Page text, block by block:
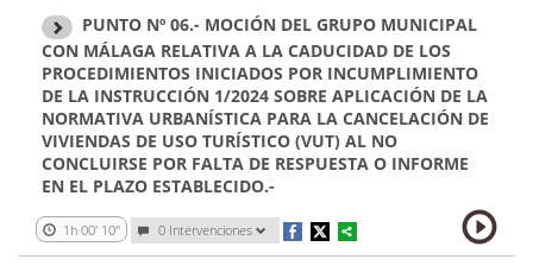
PUNTO Nº 06.- MOCIÓN DEL GRUPO MUNICIPAL
CON MÁLAGA RELATIVA A LA CADUCIDAD DE LOS
PROCEDIMIENTOS INICIADOS POR INCUMPLIMIENTO
DE LA INSTRUCCIÓN 1/2024 SOBRE APLICACIÓN DE LA
NORMATIVA URBANÍSTICA PARA LA CANCELACIÓN DE
VIVIENDAS DE USO TURÍSTICO (VUT) AL NO
CONCLUIRSE POR FALTA DE RESPUESTA O INFORME
EN EL PLAZO ESTABLECIDO.-
1h 00' 10'' 0 Intervenciones